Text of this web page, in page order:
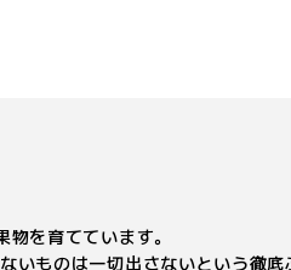
を育てています。
いものは一切出さないという徹底